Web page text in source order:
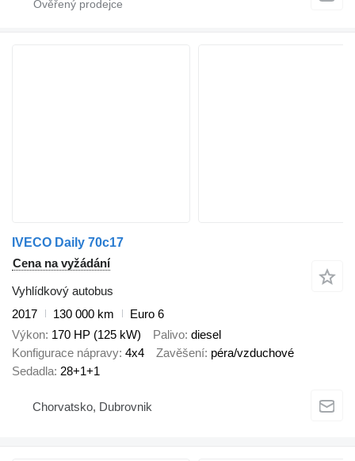
IVECO Daily 70c17
Cena na vyžádání
Vyhlídkový autobus
2017
130 000 km
Euro 6
Výkon 170 HP (125 kW) Palivo diesel
Konfigurace nápravy 4x4 Zavěšení péra/vzduchové
Sedadla 28+1+1
Chorvatsko, Dubrovnik